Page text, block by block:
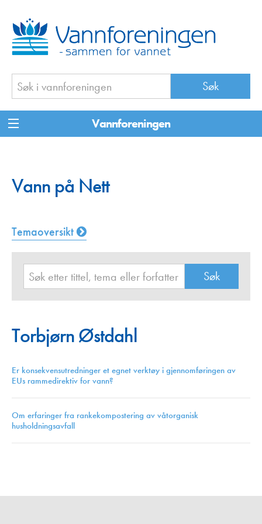
Vannforeningen
Vann på Nett
Temaoversikt
Torbjørn Østdahl
Er konsekvensutredninger et egnet verktøy i gjennomføringen av
EUs rammedirektiv for vann?
Om erfaringer fra rankekompostering av våtorganisk
husholdningsavfall